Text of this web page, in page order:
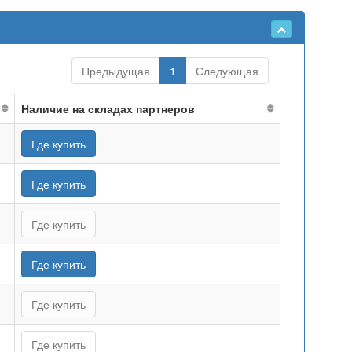
Предыдущая 1 Следующая
Наличие на складах партнеров
Где купить
Где купить
Где купить
Где купить
Где купить
Где купить